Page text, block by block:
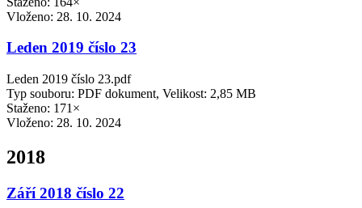
Vloženo: 28. 10. 2024
Leden 2019 číslo 23
Leden 2019 číslo 23.pdf
Typ souboru: PDF dokument, Velikost: 2,85 MB
Staženo: 171×
Vloženo: 28. 10. 2024
2018
Září 2018 číslo 22